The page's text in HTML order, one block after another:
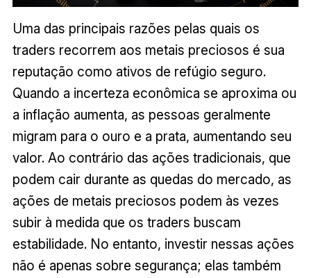
Uma das principais razões pelas quais os
traders recorrem aos metais preciosos é sua
reputação como ativos de refúgio seguro.
Quando a incerteza econômica se aproxima ou
a inflação aumenta, as pessoas geralmente
migram para o ouro e a prata, aumentando seu
valor. Ao contrário das ações tradicionais, que
podem cair durante as quedas do mercado, as
ações de metais preciosos podem às vezes
subir à medida que os traders buscam
estabilidade. No entanto, investir nessas ações
não é apenas sobre segurança; elas também